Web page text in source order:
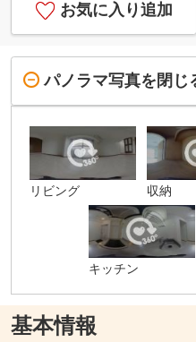
お気に入り追加
パノラマ写真を閉じ
リビング 収納
キッチン
基本情報